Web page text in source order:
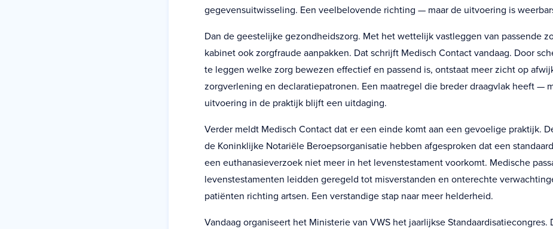
gegevensuitwisseling. Een veelbelovende richting — maar de uitvoering is
Dan de geestelijke gezondheidszorg. Met het wettelijk vastleggen van passende
kabinet ook zorgfraude aanpakken. Dat schrijft Medisch Contact vandaag. Door
te leggen welke zorg bewezen effectief en passend is, ontstaat meer zicht op
zorgverlening en declaratiepatronen. Een maatregel die breder draagvlak heeft —
uitvoering in de praktijk blijft een uitdaging.
Verder meldt Medisch Contact dat er een einde komt aan een gevoelige praktijk.
de Koninklijke Notariële Beroepsorganisatie hebben afgesproken dat een
een euthanasieverzoek niet meer in het levenstestament voorkomt. Medische
levenstestamenten leidden geregeld tot misverstanden en onterechte
patiënten richting artsen. Een verstandige stap naar meer helderheid.
Vandaag organiseert het Ministerie van VWS het jaarlijkse Standaardisatiecongres.